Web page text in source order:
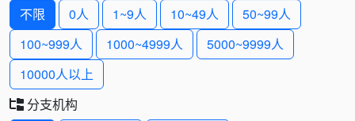
不限
0人 1~9人 10~49人
50~99人
100~999人
1000~4999人
5000~9999人
10000人以上
分支机构